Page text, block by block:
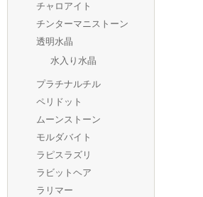
チャロアイト
チンターマニストーン
透明水晶
水入り水晶
プラチナルチル
ペリドット
ムーンストーン
モルダバイト
ラピスラズリ
ラビットヘア
ラリマー